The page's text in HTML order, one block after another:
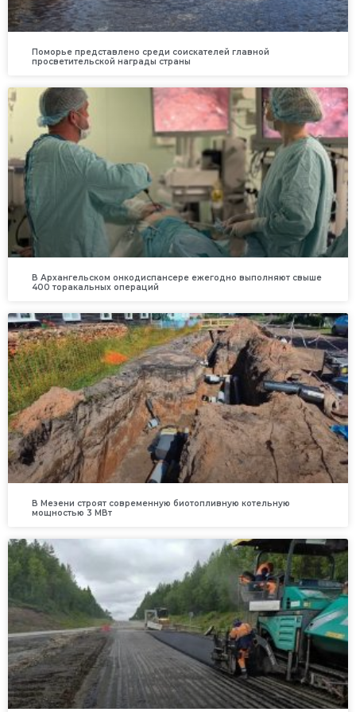
Поморье представлено среди соискателей главной
просветительской награды страны
В Архангельском онкодиспансере ежегодно выполняют свыше
400 торакальных операций
В Мезени строят современную биотопливную котельную
мощностью 3 МВт